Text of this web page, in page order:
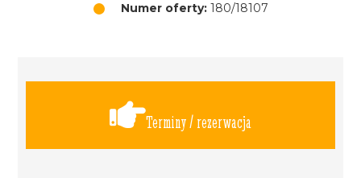
Numer oferty:180/18107
Terminy / rezerwacja